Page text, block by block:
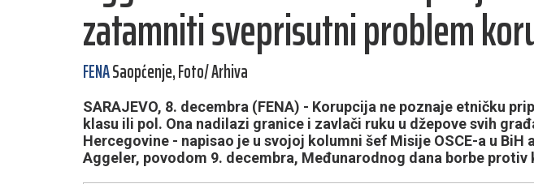
zatamniti sveprisutni problem
FENASaopćenje, Foto/ Arhiva
SARAJEVO, 8. decembra (FENA) - Korupcija ne poznaje etničku
klasu ili pol. Ona nadilazi granice i zavlači ruku u džepove svih
Hercegovine - napisao je u svojoj kolumni šef Misije OSCE-a u BiH
Aggeler, povodom 9. decembra, Međunarodnog dana borbe protiv